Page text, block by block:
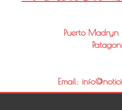
Puerto
Email: